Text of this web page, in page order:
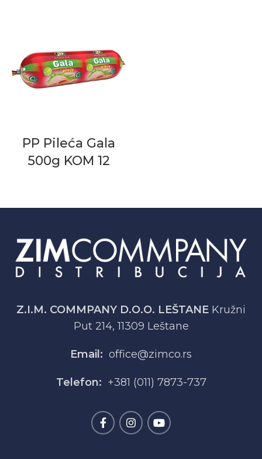
PP Pileća Gala
500g KOM 12
Z.I.M. COMMPANY D.O.O. LEŠTANE Kružni
Put 214, 11309 Leštane
Email: office@zimco.rs
Telefon: +381 (011) 7873-737